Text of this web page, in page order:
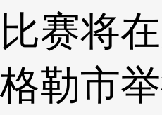
比赛将
格勒市